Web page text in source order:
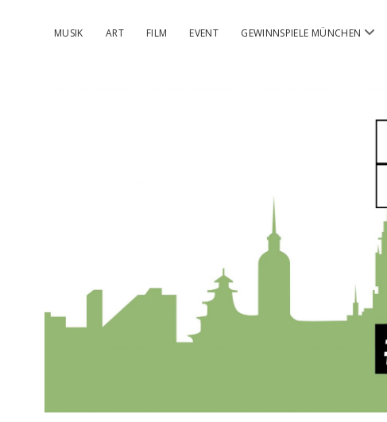
MUSIK ART FILM EVENT GEWINNSPIELE MÜNCHEN